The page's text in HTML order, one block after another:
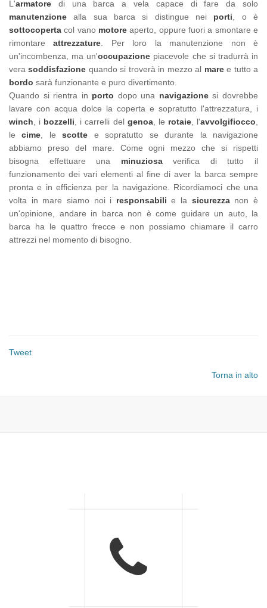
L'armatore di una barca a vela capace di fare da solo
manutenzione alla sua barca si distingue nei porti, o è
sottocoperta col vano motore aperto, oppure fuori a smontare e
rimontareattrezzature. Per loro la manutenzione non è
un'incombenza, ma un'occupazione piacevole che si tradurrà in
verasoddisfazione quando si troverà in mezzo al maree tutto a
bordo sarà funzionante e puro divertimento.
Quando si rientra in porto dopo una navigazionesi dovrebbe
lavare con acqua dolce la coperta e sopratutto l'attrezzatura, i
winch, i bozzelli, i carrelli del genoa, le rotaie, l'avvolgifiocco,
lecime, lescotte e sopratutto se durante la navigazione
abbiamo preso del mare. Come ogni mezzo che si rispetti
bisogna effettuare una minuziosaverifica di tutto il
funzionamento dei vari elementi al fine di aver la barca sempre
pronta e in efficienza per la navigazione. Ricordiamoci che una
volta in mare siamo noi i responsabili e la sicurezzanon è
un'opinione, andare in barca non è come guidare un auto, la
barca ha le quattro frecce e non possiamo chiamare il carro
attrezzi nel momento di bisogno.
Tweet
Torna in alto